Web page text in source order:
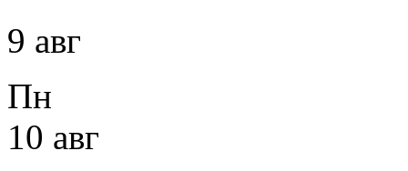
9 авг
Пн
10 авг